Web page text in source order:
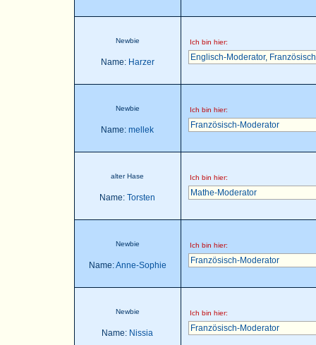
Newbie
Name: Harzer
Ich bin hier:
Englisch-Moderator,
Newbie
Name: mellek
Ich bin hier:
Französisch-Moderator
alter Hase
Name: Torsten
Ich bin hier:
Mathe-Moderator
Newbie
Name:Anne-Sophie
Ich bin hier:
Französisch-Moderator
Newbie
Name: Nissia
Ich bin hier:
Französisch-Moderator